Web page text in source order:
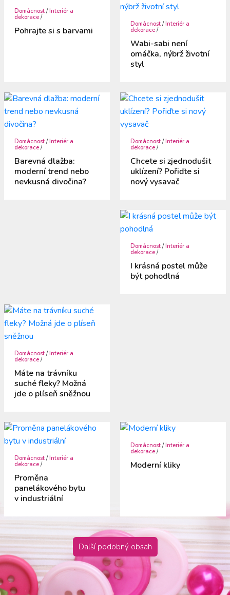
Domácnost /Interiér a
dekorace /
Pohrajte si s barvami
Domácnost /Interiér a
dekorace /
Wabi-sabi není
omáčka, nýbrž životní
styl
Domácnost /Interiér a
dekorace /
Barevná dlažba:
moderní trend nebo
nevkusná divočina?
Domácnost /Interiér a
dekorace /
Chcete si zjednodušit
uklízení? Pořiďte si
nový vysavač
Domácnost /Interiér a
dekorace /
I krásná postel může
být pohodlná
Domácnost /Interiér a
dekorace /
Máte na trávníku
suché fleky? Možná
jde o plíseň sněžnou
Domácnost /Interiér a
dekorace /
Proměna
panelákového bytu
v industriální
Domácnost /Interiér a
dekorace /
Moderní kliky
Další podobný obsah